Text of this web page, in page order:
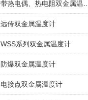
远传双金属温度计
WSS系列双金属温度计
防爆双金属温度计
电接点双金属温度计